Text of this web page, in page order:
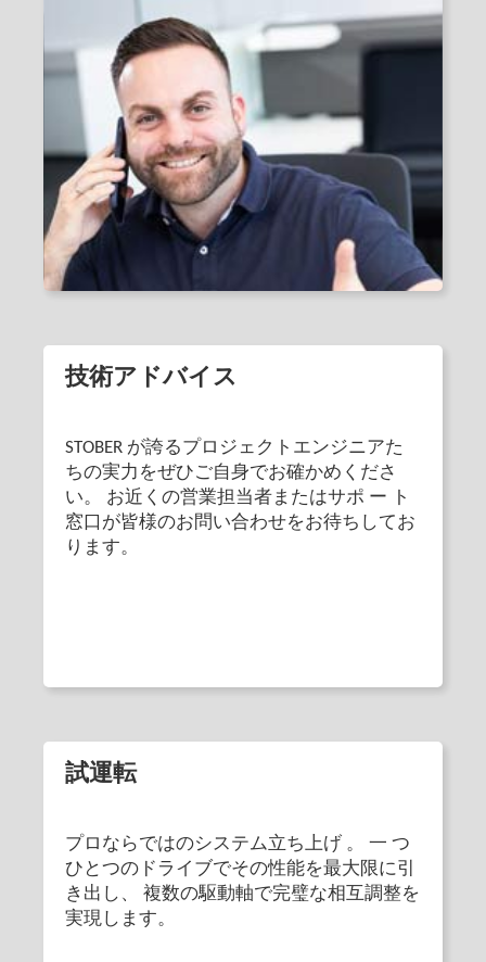
技術アドバイス
STOBER が誇るプロジェクトエンジニアた
ちの実力をぜひご自身でお確かめくださ
い。 お近くの営業担当者またはサポ ー ト
窓口が皆様のお問い合わせをお待ちしてお
ります。
試運転
プロならではのシステム立ち上げ 。 一 つ
ひとつのドライブでその性能を最大限に引
き出し、 複数の駆動軸で完璧な相互調整を
実現します。